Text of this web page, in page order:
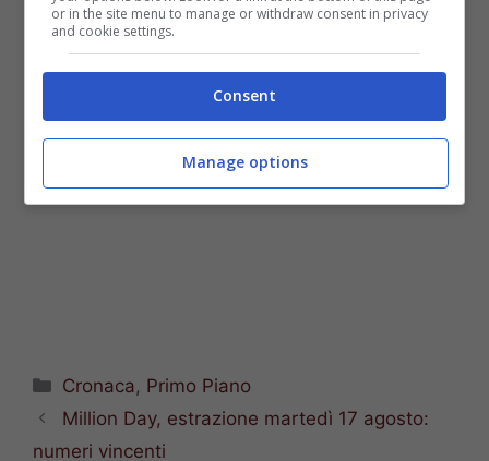
l’esplosione.
Categorie
Cronaca, Primo Piano
Million Day, estrazione martedì 17 agosto:
numeri vincenti
or in the site menu to manage or withdraw consent in privacy
and cookie settings.
Consent
Manage options